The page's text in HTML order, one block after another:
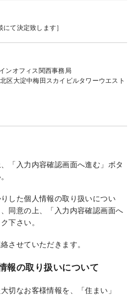
にて決定致します］
ンオフィス関西事務局
区大淀中梅田スカイビルタワーウエスト
「入力内容確認画面へ進む」ボタ
した個人情報の取り扱いについ
同意の上、「入力内容確認画面へ
下さい。
させていただきます。
報の取り扱いについて
切なお客様情報を、「住まい」